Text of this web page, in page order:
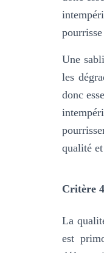
pourrisse
Une
les
donc
qualité
Critère
La
est